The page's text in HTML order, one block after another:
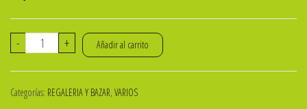
-
CANDADO
ialc
+ Añadir al carrito
Categorías: REGALERIA Y BAZAR, VARIOS